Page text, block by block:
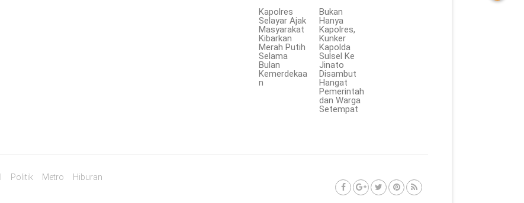
Kapolres
Selayar Ajak
Masyarakat
Kibarkan
Merah Putih
Selama
Bulan
Kemerdekaa
n
Bukan
Hanya
Kapolres,
Kunker
Kapolda
Sulsel Ke
Jinato
Disambut
Hangat
Pemerintah
dan Warga
Setempat
Politik Metro Hiburan